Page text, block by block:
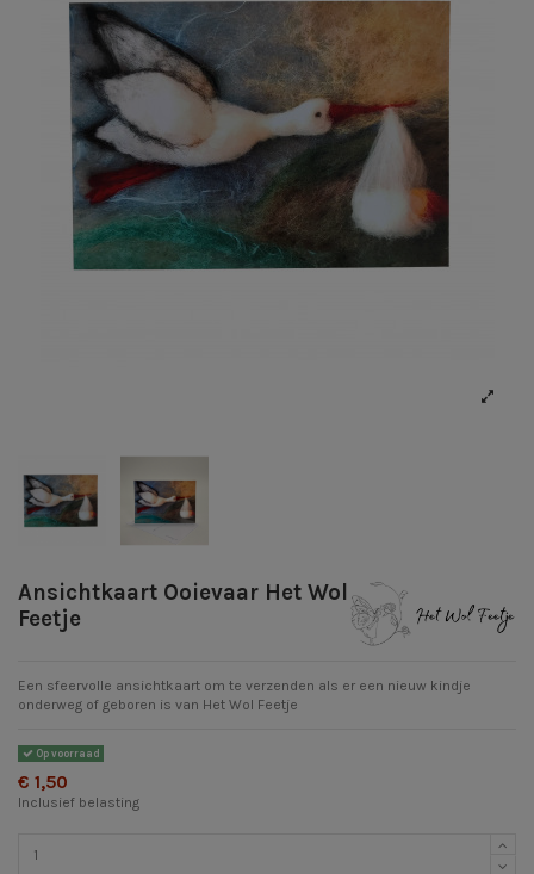
Ansichtkaart Ooievaar Het Wol
Feetje
Een sfeervolle ansichtkaart om te verzenden als er een nieuw kindje
onderweg of geboren is van Het Wol Feetje
Op voorraad
€ 1,50
Inclusief belasting